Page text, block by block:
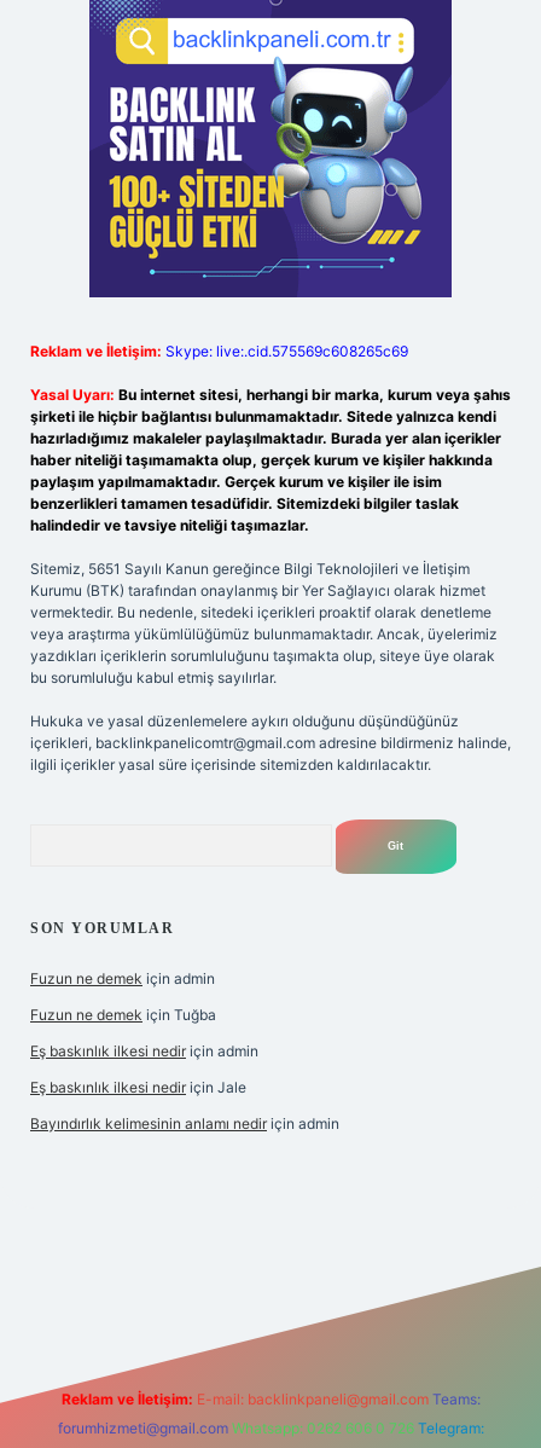
Reklam ve İletişim: Skype: live:.cid.575569c608265c69
Yasal Uyarı: Bu internet sitesi, herhangi bir marka, kurum veya şahıs
şirketi ile hiçbir bağlantısı bulunmamaktadır. Sitede yalnızca kendi
hazırladığımız makaleler paylaşılmaktadır. Burada yer alan içerikler
haber niteliği taşımamakta olup, gerçek kurum ve kişiler hakkında
paylaşım yapılmamaktadır. Gerçek kurum ve kişiler ile isim
benzerlikleri tamamen tesadüfidir. Sitemizdeki bilgiler taslak
halindedir ve tavsiye niteliği taşımazlar.
Sitemiz, 5651 Sayılı Kanun gereğince Bilgi Teknolojileri ve İletişim
Kurumu (BTK) tarafından onaylanmış bir Yer Sağlayıcı olarak hizmet
vermektedir. Bu nedenle, sitedeki içerikleri proaktif olarak denetleme
veya araştırma yükümlülüğümüz bulunmamaktadır. Ancak, üyelerimiz
yazdıkları içeriklerin sorumluluğunu taşımakta olup, siteye üye olarak
bu sorumluluğu kabul etmiş sayılırlar.
Hukuka ve yasal düzenlemelere aykırı olduğunu düşündüğünüz
içerikleri, backlinkpanelicomtr@gmail.com adresine bildirmeniz halinde,
ilgili içerikler yasal süre içerisinde sitemizden kaldırılacaktır.
SON YORUMLAR
Fuzun ne demek için admin
Fuzun ne demek için Tuğba
Eş baskınlık ilkesi nedir için admin
Eş baskınlık ilkesi nedir için Jale
Bayındırlık kelimesinin anlamı nedir için admin
Reklam ve İletişim: E-mail: backlinkpaneli@gmail.com Teams:
forumhizmeti@gmail.com Whatsapp: 0262 606 0 726 Telegram: